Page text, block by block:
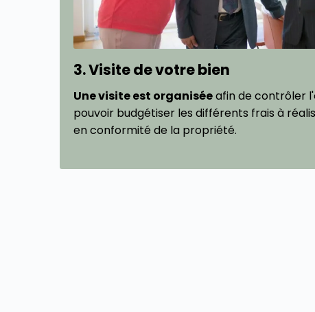
3. Visite de votre bien
Une visite est organiséeafin de contrôler
pouvoir budgétiser les différents frais à
en conformité de la propriété.